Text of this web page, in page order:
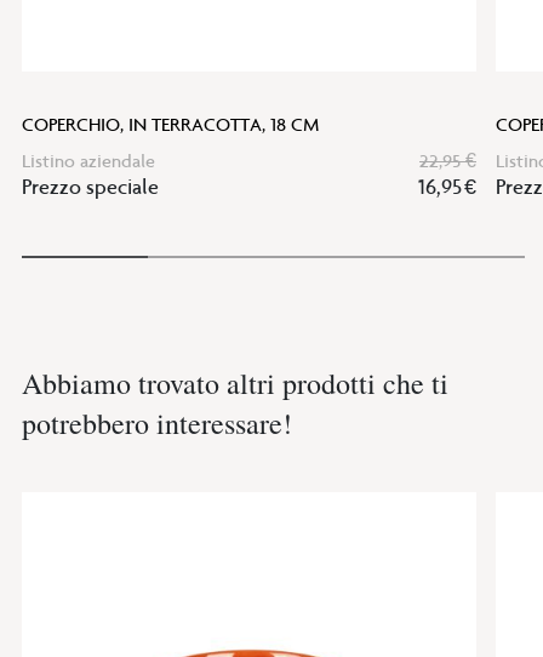
COPERCHIO, IN TERRACOTTA, 18 CM
Listino aziendale
22,95 €
Prezzo speciale 16,95 €
Abbiamo trovato altri prodotti che ti
potrebbero interessare!